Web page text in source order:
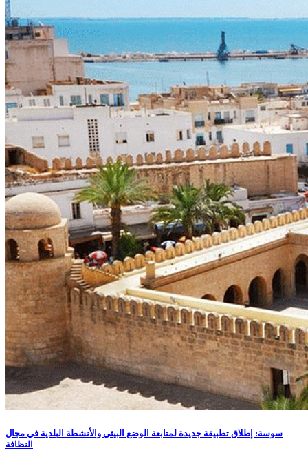
سوسة: إطلاق تطبيقة جديدة لمتابعة الوضع البيئي والأنشطة البلدية في مجال
النظافة